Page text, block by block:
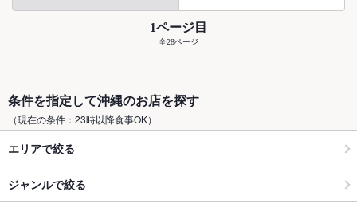
1ページ目
全28ページ
条件を指定して沖縄のお店を探す
（現在の条件：23時以降食事OK）
エリアで絞る
ジャンルで絞る